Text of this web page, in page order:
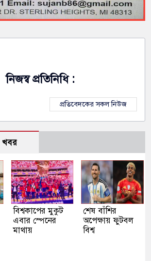
নিজস্ব প্রতিনিধি :
প্রতিবেদকের সকল নিউজ
বিশ্বকাপের মুকুট
এবার স্পেনের
মাথায়
শেষ বাঁশির
অপেক্ষায় ফুটবল
বিশ্ব